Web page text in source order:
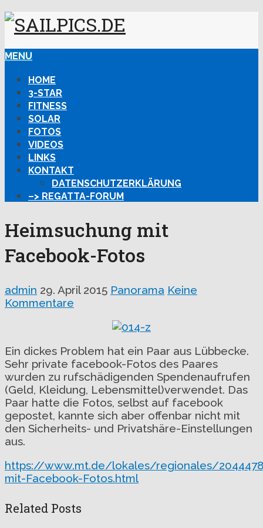
MENU
HOME
3-STAR
FITNESS
SOLAR
FOTOS
VIDEOS
LINKS
KONTAKT
DATENSCHUTZERKLÄRUNG
–> REGATTA-FORUM
Heimsuchung mit
Facebook-Fotos
admin 29. April 2015 Panorama Keine
Kommentare
Ein dickes Problem hat ein Paar aus Lübbecke.
Sehr private facebook-Fotos des Paares
wurden zu rufschädigenden Spendenaufrufen
(Geld, Kleidung, Lebensmittel)verwendet. Das
Paar hatte die Fotos, selbst auf facebook
gepostet, kannte sich aber offenbar nicht mit
den Sicherheits- und Privatshäre-Einstellungen
aus.
https://www.mt.de/lokales/regionales/
mit-Facebook-Fotos.html
Related Posts